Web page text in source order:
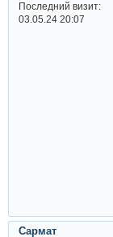
Последний визит:
03.05.24 20:07
Сармат